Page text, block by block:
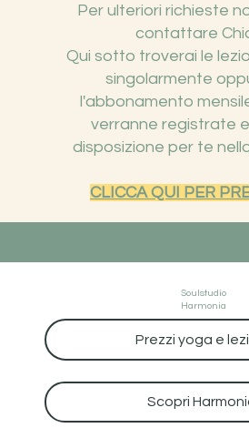
Per ulteriori richieste
contattare
Qui sotto troverai le
singolarmente
l'abbonamento
verranne registrate
disposizione per te
CLICCA QUI PER
Soulstudio
Harmonia
Prezzi yoga e
Scopri